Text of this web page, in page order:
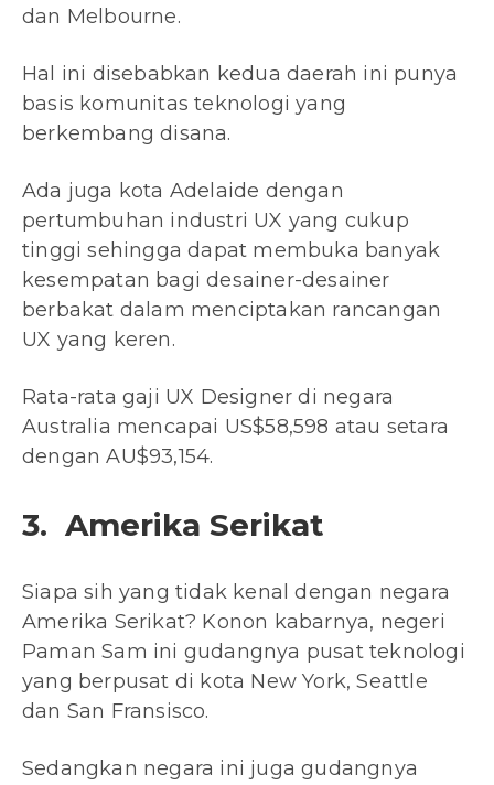
dan Melbourne.
Hal ini disebabkan kedua daerah ini punya
basis komunitas teknologi yang
berkembang disana.
Ada juga kota Adelaide dengan
pertumbuhan industri UX yang cukup
tinggi sehingga dapat membuka banyak
kesempatan bagi desainer-desainer
berbakat dalam menciptakan rancangan
UX yang keren.
Rata-rata gaji UX Designer di negara
Australia mencapai US$58,598 atau setara
dengan AU$93,154.
3. Amerika Serikat
Siapa sih yang tidak kenal dengan negara
Amerika Serikat? Konon kabarnya, negeri
Paman Sam ini gudangnya pusat teknologi
yang berpusat di kota New York, Seattle
dan San Fransisco.
Sedangkan negara ini juga gudangnya